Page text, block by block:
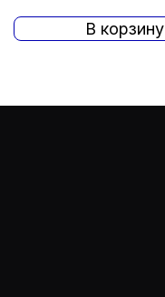
В корзину